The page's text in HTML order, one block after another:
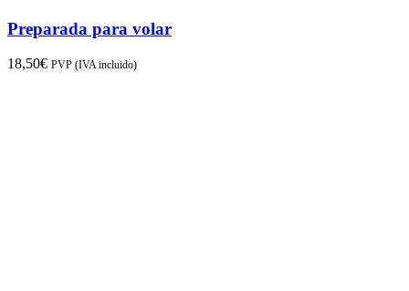
Preparada para volar
18,50€ PVP (IVA incluido)